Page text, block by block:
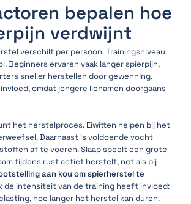
bepalen hoe
verdwijnt
verschilt per persoon. Trainingsniveau
Beginners ervaren vaak langer spierpijn,
sneller herstellen door gewenning.
omdat jongere lichamen doorgaans
het herstelproces. Eiwitten helpen bij het
Daarnaast is voldoende vocht
af te voeren. Slaap speelt een grote
tijdens rust actief herstelt, net als bij
aan kou om spierherstel te
de intensiteit van de training heeft invloed:
hoe langer het herstel kan duren.